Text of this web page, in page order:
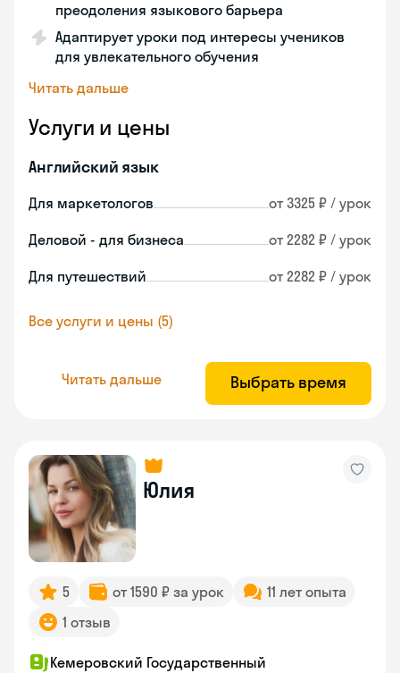
преодоления языкового барьера
Адаптирует уроки под интересы учеников
для увлекательного обучения
Читать дальше
Услуги и цены
Английский язык
Для маркетологов от 3325 ₽ / урок
Деловой - для бизнеса от 2282 ₽ / урок
Для путешествий от 2282 ₽ / урок
Все услуги и цены (5)
Читать дальше Выбрать время
Юлия
5 от 1590 ₽ за урок
11 лет опыта
1 отзыв
Кемеровский Государственный